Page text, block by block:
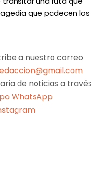
que padecen los
a nuestro correo
de noticias a través
WhatsApp